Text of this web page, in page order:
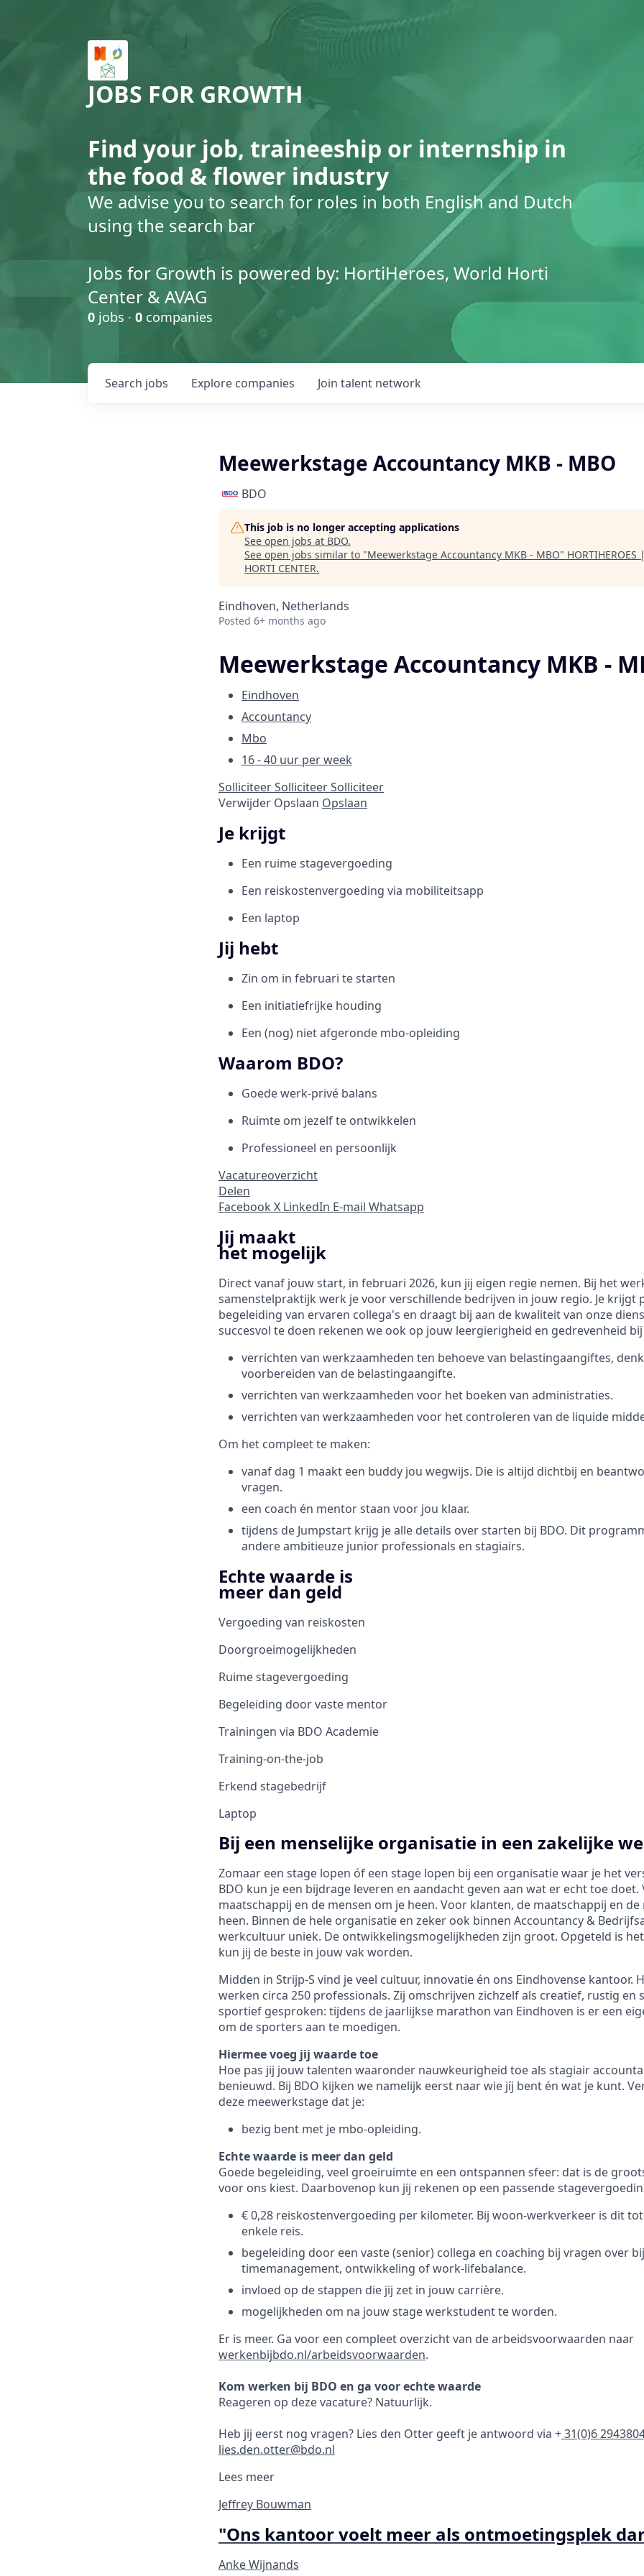
JOBS FOR GROWTH
Find your job, traineeship or internship in
the food & flower industry
We advise you to search for roles in both English and Dutch
using the search bar
Jobs for Growth is powered by: HortiHeroes, World Horti
Center & AVAG
0 jobs · 0 companies
Search jobs Explore companies Join talent network
Meewerkstage Accountancy MKB - MBO
BDO
This job is no longer accepting applications
See open jobs at BDO.
See open jobs similar to "Meewerkstage Accountancy MKB - MBO" HORTIHEROES
HORTI CENTER.
Eindhoven, Netherlands
Posted 6+ months ago
Meewerkstage Accountancy MKB -
Eindhoven
Accountancy
Mbo
16 - 40 uur per week
SolliciteerSolliciteerSolliciteer
Verwijder Opslaan Opslaan
Je krijgt
Een ruime stagevergoeding
Een reiskostenvergoeding via mobiliteitsapp
Een laptop
Jij hebt
Zin om in februari te starten
Een initiatiefrijke houding
Een (nog) niet afgeronde mbo-opleiding
Waarom BDO?
Goede werk-privé balans
Ruimte om jezelf te ontwikkelen
Professioneel en persoonlijk
Vacatureoverzicht
Delen
Facebook X LinkedIn E-mail Whatsapp
Jij maakt
het mogelijk
Direct vanaf jouw start, in februari 2026, kun jij eigen regie nemen. Bij het
samenstelpraktijk werk je voor verschillende bedrijven in jouw regio. Je krijgt
begeleiding van ervaren collega's en draagt bij aan de kwaliteit van onze
succesvol te doen rekenen we ook op jouw leergierigheid en gedrevenheid
verrichten van werkzaamheden ten behoeve van belastingaangiftes,
voorbereiden van de belastingaangifte.
verrichten van werkzaamheden voor het boeken van administraties.
verrichten van werkzaamheden voor het controleren van de liquide
Om het compleet te maken:
vanaf dag 1 maakt een buddy jou wegwijs. Die is altijd dichtbij en
vragen.
een coach én mentor staan voor jou klaar.
tijdens de Jumpstart krijg je alle details over starten bij BDO. Dit
andere ambitieuze junior professionals en stagiairs.
Echte waarde is
meer dan geld
Vergoeding van reiskosten
Doorgroeimogelijkheden
Ruime stagevergoeding
Begeleiding door vaste mentor
Trainingen via BDO Academie
Training-on-the-job
Erkend stagebedrijf
Laptop
Bij een menselijke organisatie in een zakelijke
Zomaar een stage lopen óf een stage lopen bij een organisatie waar je het
BDO kun je een bijdrage leveren en aandacht geven aan wat er echt toe
maatschappij en de mensen om je heen. Voor klanten, de maatschappij en
heen. Binnen de hele organisatie en zeker ook binnen Accountancy &
werkcultuur uniek. De ontwikkelingsmogelijkheden zijn groot. Opgeteld is
kun jij de beste in jouw vak worden.
Midden in Strijp-S vind je veel cultuur, innovatie én ons Eindhovense kantoor.
werken circa 250 professionals. Zij omschrijven zichzelf als creatief, rustig en
sportief gesproken: tijdens de jaarlijkse marathon van Eindhoven is er een
om de sporters aan te moedigen.
Hiermee voeg jij waarde toe
Hoe pas jij jouw talenten waaronder nauwkeurigheid toe als stagiair
benieuwd. Bij BDO kijken we namelijk eerst naar wie jíj bent én wat je kunt.
deze meewerkstage dat je:
bezig bent met je mbo-opleiding.
Echte waarde is meer dan geld
Goede begeleiding, veel groeiruimte en een ontspannen sfeer: dat is de
voor ons kiest. Daarbovenop kun jij rekenen op een passende
€ 0,28 reiskostenvergoeding per kilometer. Bij woon-werkverkeer is dit
enkele reis.
begeleiding door een vaste (senior) collega en coaching bij vragen over
timemanagement, ontwikkeling of work-lifebalance.
invloed op de stappen die jij zet in jouw carrière.
mogelijkheden om na jouw stage werkstudent te worden.
Er is meer. Ga voor een compleet overzicht van de arbeidsvoorwaarden naar
werkenbijbdo.nl/arbeidsvoorwaarden.
Kom werken bij BDO en ga voor echte waarde
Reageren op deze vacature? Natuurlijk.
Heb jij eerst nog vragen? Lies den Otter geeft je antwoord via +31(0)6
lies.den.otter@bdo.nl
Lees meer
Jeffrey Bouwman
"Ons kantoor voelt meer als ontmoetingsplek
Anke Wijnands